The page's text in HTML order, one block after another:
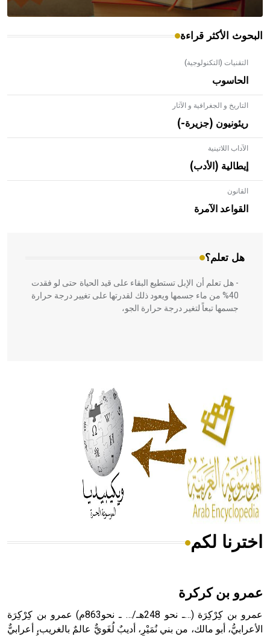
البحوث الأكثر قراءة
التقنيات (التكنولوجية)
الحاسوب
التاريخ و الجغرافية و الآثار
ريئونيون (جزيرة-)
الآداب اللاتينية
إيطالية (الأدب)
القانون
القواعد الآمرة
هل تعلم؟
- هل تعلم أن الأبلق نوع من الفنون الهندسية التي ارتبطت
بالعمارة الإسلامية في بلاد الشام ومصر خاصة، حيث يحرص
المعمار على بناء مداميكه وخاصة في الواجهات
- هل تعلم أن الإبل تستطيع البقاء على قيد الحياة حتى لو فقدت
40% من ماء جسمها ويعود ذلك لقدرتها على تغيير درجة حرارة
جسمها تبعاً لتغير درجة حرارة الجو،
الحكم، الأدلة، تنظيم التغذية، ورسالته في جروح الرأس. ويعود
له الفضل بأنه حرر الطب من الدين والفلسفة.
- هل تعلم أن المرجان إفراز حيواني يتكون في البحر ويتركب
من مادة كربونات الكلسيوم، وهو أحمر أو شديد الحمرة وهو
أجود أنواعه، ويمتاز بكبر الحجم ويسمى الش
هل تعلم أن الأبسيد كلمة فرنسية اللفظ تم اعتمادها مصطلحاً
اخترنا لكم
عمرو بن كركرة
عمرو بن كِرْكِرَة (…ـ نحو 248هـ/… ـ نحو863م) عمرو بن كِرْكِرَة
الأعرابيُّ، أبو مالك، من بني نُمَيْرٍ، أديبٌ لُغَويٌّ عالمٌ بالغريب، أعرابيٌّ